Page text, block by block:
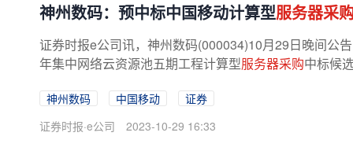
神州数码：预中标中国移动计算型服务器采
证券时报e公司讯，神州数码(000034)10月29日晚间公
年集中网络云资源池五期工程计算型服务器采购中标候
神州数码 中国移动
证券
证券时报·e公司
2023-10-29 16:33